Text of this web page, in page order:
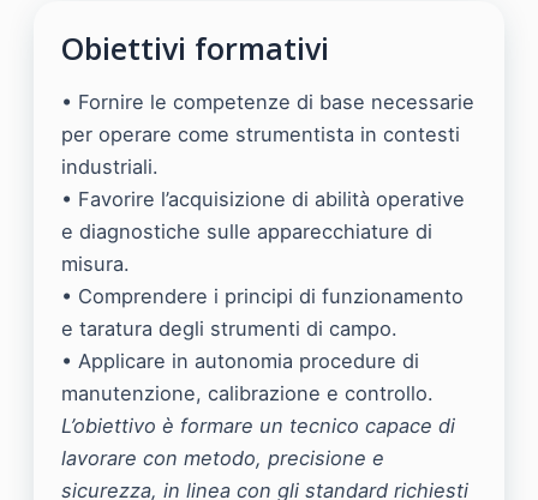
Obiettivi formativi
• Fornire le competenze di base necessarie
per operare come strumentista in contesti
industriali.
• Favorire l’acquisizione di abilità operative
e diagnostiche sulle apparecchiature di
misura.
• Comprendere i principi di funzionamento
e taratura degli strumenti di campo.
• Applicare in autonomia procedure di
manutenzione, calibrazione e controllo.
L’obiettivo è formare un tecnico capace di
lavorare con metodo, precisione e
sicurezza, in linea con gli standard richiesti